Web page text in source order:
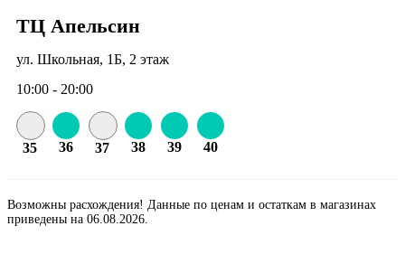
ТЦ Апельсин
ул. Школьная, 1Б, 2 этаж
10:00 - 20:00
35 36 37 38 39 40
Возможны расхождения! Данные по ценам и остаткам в магазинах
приведены на 06.08.2026.